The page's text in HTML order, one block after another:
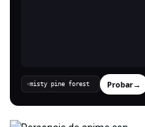
› Probar→